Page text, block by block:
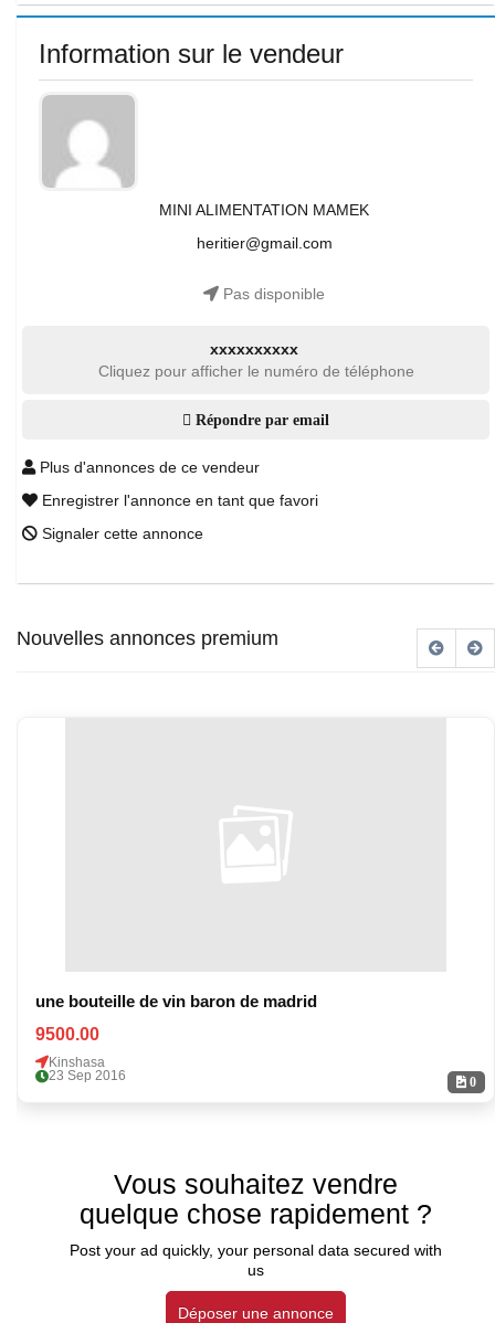
Information sur le vendeur
MINI ALIMENTATION MAMEK
heritier@gmail.com
Pas disponible
xxxxxxxxxx
Cliquez pour afficher le numéro de téléphone
Répondre par email
Plus d'annonces de ce vendeur
Enregistrer l'annonce en tant que favori
Signaler cette annonce
Nouvelles annonces premium
0
une bouteille de vin baron de madrid
9500.00
Kinshasa
23 Sep 2016
Vous souhaitez vendre
quelque chose rapidement ?
Post your ad quickly, your personal data secured with
us
Déposer une annonce